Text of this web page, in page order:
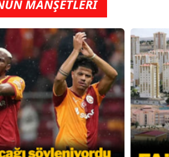
MANŞETLERİ